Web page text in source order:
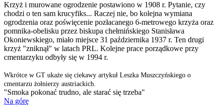
Krzyż i murowane ogrodzenie postawiono w 1908 r. Pytanie, czy
chodzi o ten sam krucyfiks... Raczej nie, bo kolejna wymiana
ogrodzenia oraz poświęcenie pozłacanego 6-metrowego krzyża oraz
pomnika-obelisku przez biskupa chełmińskiego Stanisława
Okoniewskiego, miało miejsce 31 października 1937 r. Ten drugi
krzyż "zniknął" w latach PRL. Kolejne prace porządkowe przy
cmentarzyku odbyły się w 1994 r.
Wkrótce w GT ukaże się ciekawy artykuł Leszka Muszczyńskiego o
cmentarzu żołnierzy austriackich.
"Smoka pokonać trudno, ale starać się trzeba"
Na górę